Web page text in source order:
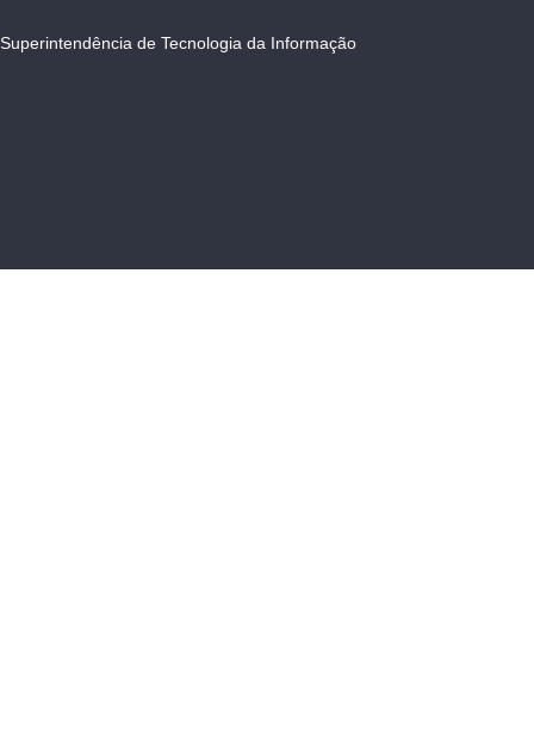
Superintendência de Tecnologia da Informação